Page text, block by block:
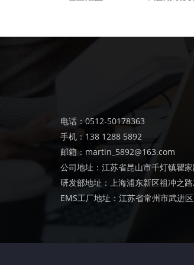
电话：0512-50178363
手机：138 1288 5892
邮箱：martin_5892@163.com
公司地址：江苏省昆山市千灯镇瞿
研发部地址：上海浦东新区祖冲之
EMS工厂地址：江苏省常州市武进